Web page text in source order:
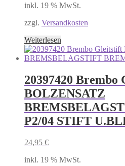
inkl. 19 % MwSt.
zzgl. Versandkosten
Weiterlesen
20397420 Brembo
BOLZENSATZ
P2/04 STIFT
24,95 €
inkl. 19 % MwSt.